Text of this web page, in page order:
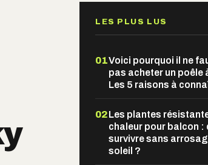
LES PLUS LUS
01Voici pourquoi il ne
pas acheter un poêle
Les 5 raisons à
02Les plantes
chaleur pour balcon :
survivre sans
soleil ?